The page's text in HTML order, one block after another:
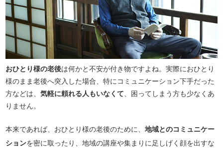
おひとり様の老後は何かと不安が付き物ですよね。実際におひとり
様のまま老後へ突入した場合、特にコミュニケーション下手だった
方などは、気軽に頼れる人もいなくて 、困ってしまう方も少なくあ
りません。
本来であれば、おひとり様の老後のために、地域とのコミュニケー
ションを密に取ったり、地域の講座や集まりに足しげく顔を出すな